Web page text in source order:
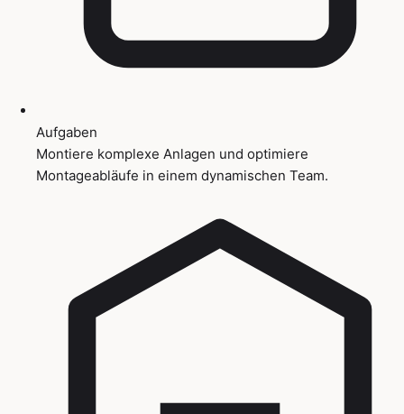
Aufgaben
Montiere komplexe Anlagen und optimiere
Montageabläufe in einem dynamischen Team.